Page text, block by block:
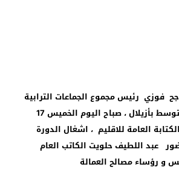
فوزي رئيس مجموع الجماعات الترابية
الاطلسين الكبير والمتوسط بأزيلال ، صباح اليوم الخميس 17
العامة للاقليم ، اشغال الدورة
عبد اللطيف حلويت الكاتب العام
و رؤساء مصالح العمالة